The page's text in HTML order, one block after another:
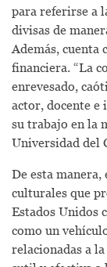
para referirse a
divisas de
Además, cuenta
financiera. “La
enrevesado,
actor, docente e
su trabajo en la
Universidad del
De esta manera,
culturales que
Estados Unidos
como un
relacionadas a